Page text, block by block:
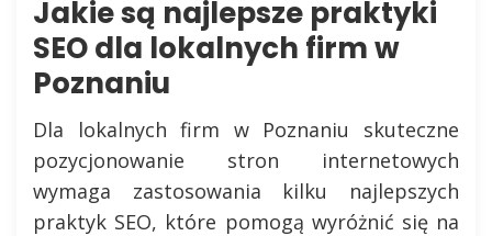
Jakie są najlepsze praktyki
SEO dla lokalnych firm w
Poznaniu
Dla lokalnych firm w Poznaniu skuteczne
pozycjonowanie stron internetowych
wymaga zastosowania kilku najlepszych
praktyk SEO, które pomogą wyróżnić się na